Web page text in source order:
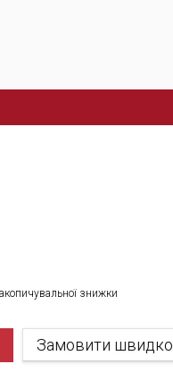
знижки
Замовити швидко